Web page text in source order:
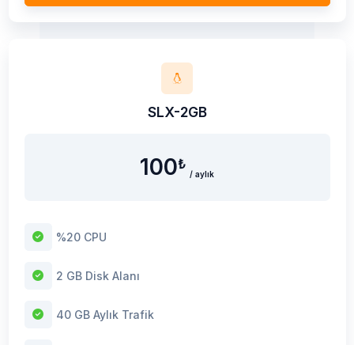
SLX-2GB
100₺
/ aylık
%20 CPU
2 GB Disk Alanı
40 GB Aylık Trafik